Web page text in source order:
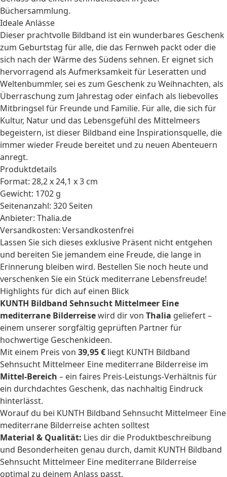
Büchersammlung.
Ideale Anlässe
Dieser prachtvolle Bildband ist ein wunderbares Geschenk
zum Geburtstag für alle, die das Fernweh packt oder die
sich nach der Wärme des Südens sehnen. Er eignet sich
hervorragend als Aufmerksamkeit für Leseratten und
Weltenbummler, sei es zum Geschenk zu Weihnachten, als
Überraschung zum Jahrestag oder einfach als liebevolles
Mitbringsel für Freunde und Familie. Für alle, die sich für
Kultur, Natur und das Lebensgefühl des Mittelmeers
begeistern, ist dieser Bildband eine Inspirationsquelle, die
immer wieder Freude bereitet und zu neuen Abenteuern
anregt.
Produktdetails
Format: 28,2 x 24,1 x 3 cm
Gewicht: 1702 g
Seitenanzahl: 320 Seiten
Anbieter: Thalia.de
Versandkosten: Versandkostenfrei
Lassen Sie sich dieses exklusive Präsent nicht entgehen
und bereiten Sie jemandem eine Freude, die lange in
Erinnerung bleiben wird. Bestellen Sie noch heute und
verschenken Sie ein Stück mediterrane Lebensfreude!
Highlights für dich auf einen Blick
KUNTH Bildband Sehnsucht Mittelmeer Eine
mediterrane Bilderreisewird dir von Thalia geliefert –
einem unserer sorgfältig geprüften Partner für
hochwertige Geschenkideen.
Mit einem Preis von 39,95 € liegt KUNTH Bildband
Sehnsucht Mittelmeer Eine mediterrane Bilderreise im
Mittel-Bereich – ein faires Preis-Leistungs-Verhältnis für
ein durchdachtes Geschenk, das nachhaltig Eindruck
hinterlässt.
Worauf du bei KUNTH Bildband Sehnsucht Mittelmeer Eine
mediterrane Bilderreise achten solltest
Material & Qualität: Lies dir die Produktbeschreibung
und Besonderheiten genau durch, damit KUNTH Bildband
Sehnsucht Mittelmeer Eine mediterrane Bilderreise
optimal zu deinem Anlass passt.